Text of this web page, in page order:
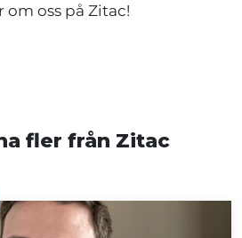
om oss på Zitac!
fler från Zitac